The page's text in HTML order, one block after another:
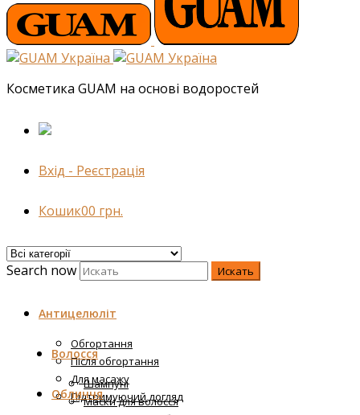
Косметика GUAM на основі водоростей
Вхід - Реєстрація
Кошик00 грн.
Search now Искать
Антицелюліт
Обгортання
Після обгортання
Для масажу
Підтримуючий догляд
Волосся
Шампуні
Маски для волосся
Обличчя